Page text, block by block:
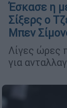
Έσκασε η
Σίξερς ο
Μπεν
Λίγες ώρες
για